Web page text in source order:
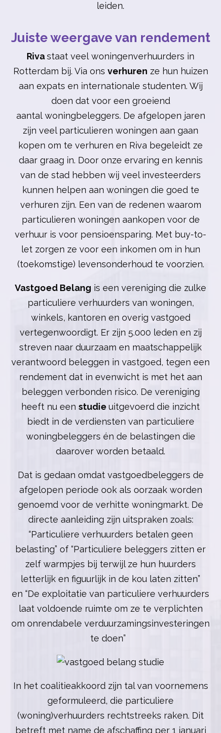
leiden.
Juiste weergave van rendement
Rivastaat veel woningenverhuurders in
Rotterdam bij. Via ons verhuren ze hun huizen
aan expats en internationale studenten. Wij
doen dat voor een groeiend
aantal woningbeleggers. De afgelopen jaren
zijn veel particulieren woningen aan gaan
kopen om te verhuren en Riva begeleidt ze
daar graag in. Door onze ervaring en kennis
van de stad hebben wij veel investeerders
kunnen helpen aan woningen die goed te
verhuren zijn. Een van de redenen waarom
particulieren woningen aankopen voor de
verhuur is voor pensioensparing. Met buy-to-
let zorgen ze voor een inkomen om in hun
(toekomstige) levensonderhoud te voorzien.
Vastgoed Belang is een vereniging die zulke
particuliere verhuurders van woningen,
winkels, kantoren en overig vastgoed
vertegenwoordigt. Er zijn 5.000 leden en zij
streven naar duurzaam en maatschappelijk
verantwoord beleggen in vastgoed, tegen een
rendement dat in evenwicht is met het aan
beleggen verbonden risico. De vereniging
heeft nu een studie uitgevoerd die inzicht
biedt in de verdiensten van particuliere
woningbeleggers én de belastingen die
daarover worden betaald.
Dat is gedaan omdat vastgoedbeleggers de
afgelopen periode ook als oorzaak worden
genoemd voor de verhitte woningmarkt. De
directe aanleiding zijn uitspraken zoals:
“Particuliere verhuurders betalen geen
belasting” of “Particuliere beleggers zitten er
zelf warmpjes bij terwijl ze hun huurders
letterlijk en figuurlijk in de kou laten zitten”
en “De exploitatie van particuliere verhuurders
laat voldoende ruimte om ze te verplichten
om onrendabele verduurzamingsinvesteringen
te doen”
In het coalitieakkoord zijn tal van voornemens
geformuleerd, die particuliere
(woning)verhuurders rechtstreeks raken. Dit
betreft met name de afschaffing per 1 januari